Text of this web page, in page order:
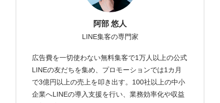
阿部 悠人
LINE集客の専門家
広告費を一切使わない無料集客で1万人以上の公式
LINEの友だちを集め、プロモーションでは1カ月
で3億円以上の売上を叩き出す。100社以上の中小
企業へLINEの導入支援を行い、業務効率化や収益